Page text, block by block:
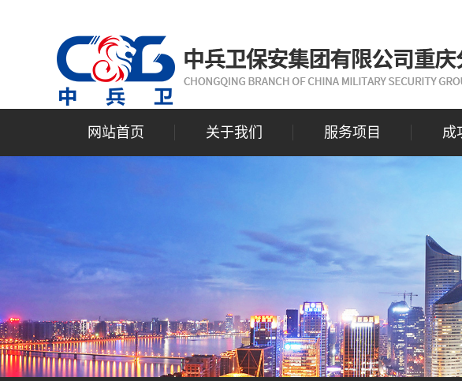
网站首页 关于我们 服务项目 成